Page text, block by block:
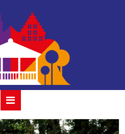
clave
13